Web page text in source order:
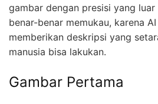
gambar dengan presisi yang luar
benar-benar memukau, karena
memberikan deskripsi yang
manusia bisa lakukan.
Gambar Pertama